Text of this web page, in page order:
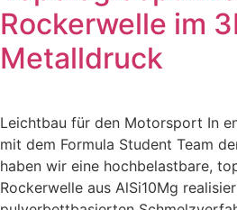
Rockerwelle im
Metalldruck
Leichtbau für den Motorsport In
mit dem Formula Student Team
haben wir eine hochbelastbare,
Rockerwelle aus AlSi10Mg